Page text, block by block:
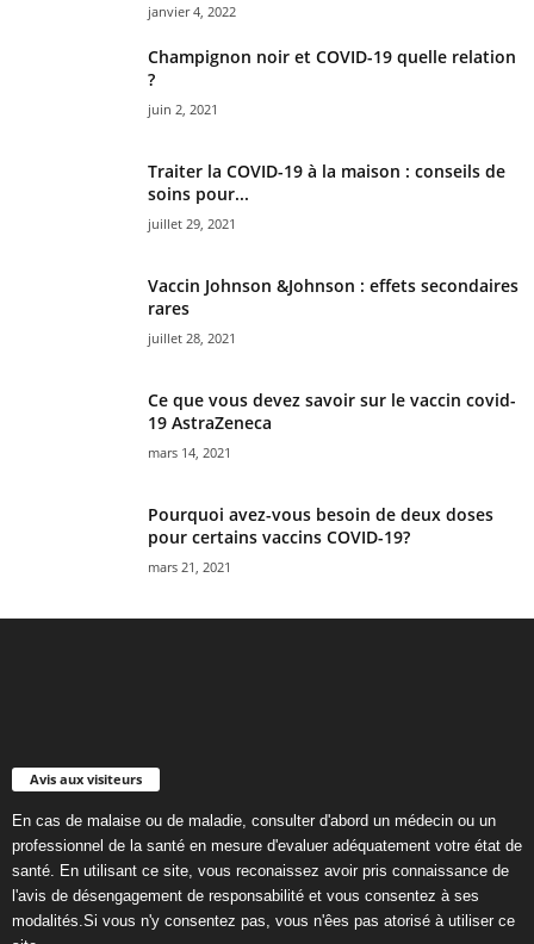
janvier 4, 2022
Champignon noir et COVID-19 quelle relation
?
juin 2, 2021
Traiter la COVID-19 à la maison : conseils de
soins pour...
juillet 29, 2021
Vaccin Johnson &Johnson : effets secondaires
rares
juillet 28, 2021
Ce que vous devez savoir sur le vaccin covid-
19 AstraZeneca
mars 14, 2021
Pourquoi avez-vous besoin de deux doses
pour certains vaccins COVID-19?
mars 21, 2021
Avis aux visiteurs
En cas de malaise ou de maladie, consulter d'abord un médecin ou un
professionnel de la santé en mesure d'evaluer adéquatement votre état de
santé. En utilisant ce site, vous reconaissez avoir pris connaissance de
l'avis de désengagement de responsabilité et vous consentez à ses
modalités.Si vous n'y consentez pas, vous n'êes pas atorisé à utiliser ce